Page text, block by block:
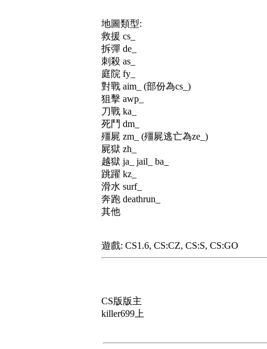
地圖類型:
救援 cs_
拆彈 de_
刺殺 as_
庭院 fy_
對戰 aim_ (部份為cs_)
狙擊 awp_
刀戰 ka_
死鬥 dm_
殭屍 zm_ (殭屍逃亡為ze_)
屍獄 zh_
越獄 ja_ jail_ ba_
跳躍 kz_
滑水 surf_
奔跑 deathrun_
其他
遊戲: CS1.6, CS:CZ, CS:S, CS:GO
CS版版主
killer699上